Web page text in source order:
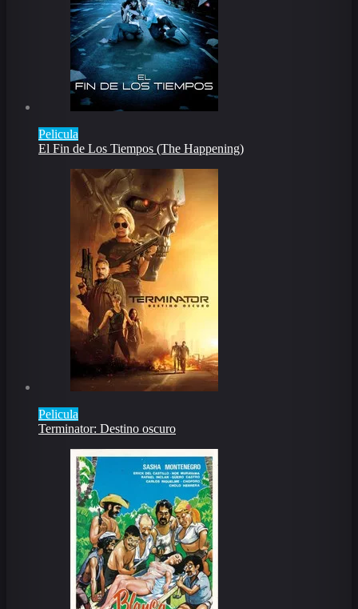
Pelicula
El Fin de Los Tiempos (The Happening)
Pelicula
Terminator: Destino oscuro